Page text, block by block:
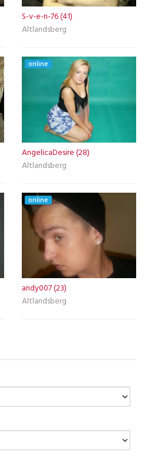
S-v-e-n-76 (41)
Altlandsberg
online
AngelicaDesire (28)
Altlandsberg
online
andy007 (23)
Altlandsberg